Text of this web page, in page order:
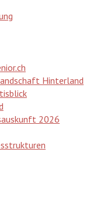
Hinterland
2026